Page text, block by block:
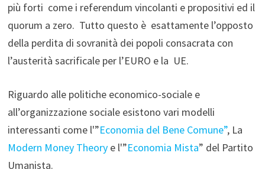
più forti come i referendum vincolanti e propositivi ed il
quorum a zero. Tutto questo è esattamente l’opposto
della perdita di sovranità dei popoli consacrata con
l’austerità sacrificale per l’EURO e la UE.
Riguardo alle politiche economico-sociale e
all’organizzazione sociale esistono vari modelli
interessanti come l'”Economia del Bene Comune”, La
Modern Money Theorye l'”Economia Mista” del Partito
Umanista.